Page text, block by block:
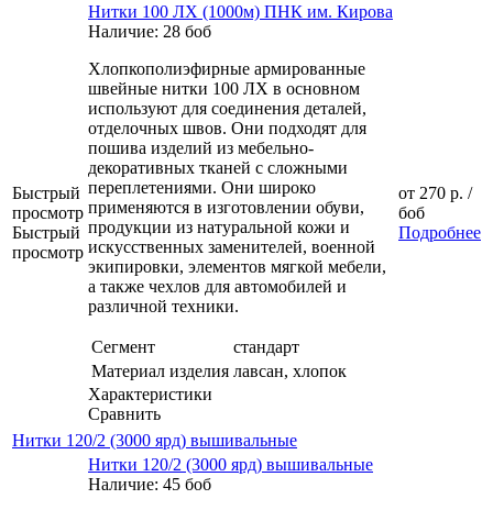
Быстрый
просмотр
Быстрый
просмотр
Нитки 100 ЛХ (1000м) ПНК им. Кирова
Наличие: 28 боб
Хлопкополиэфирные армированные
швейные нитки 100 ЛХ в основном
используют для соединения деталей,
отделочных швов. Они подходят для
пошива изделий из мебельно-
декоративных тканей с сложными
переплетениями. Они широко
применяются в изготовлении обуви,
продукции из натуральной кожи и
искусственных заменителей, военной
экипировки, элементов мягкой мебели,
а также чехлов для автомобилей и
различной техники.
Сегмент
стандарт
Материал изделия лавсан, хлопок
Характеристики
Сравнить
от 270 р. /
боб
Подробнее
Нитки 120/2 (3000 ярд) вышивальные
Нитки 120/2 (3000 ярд) вышивальные
Наличие: 45 боб